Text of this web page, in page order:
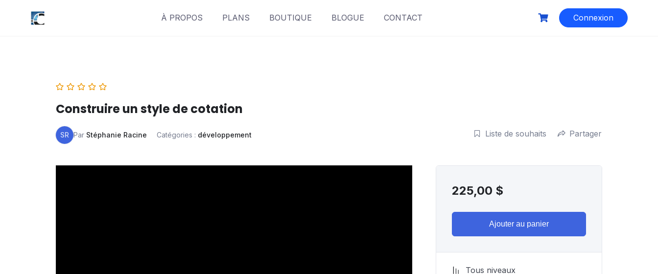
À PROPOS PLANS BOUTIQUE BLOGUE CONTACT Connexion
Construire un style de cotation
SR Par Stéphanie Racine Catégories : développement Liste de souhaits Partager
225,00 $
Ajouter au panier
Tous niveaux